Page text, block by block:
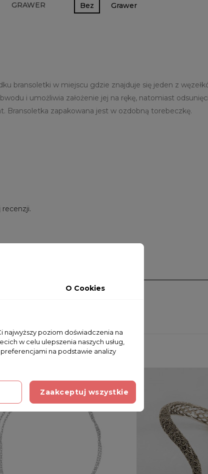
GRAWER Bez Grawer
bransoletki w miejscu gdzie znajduje się jeden z
i umożliwia założenie jej na rękę, natomiast
zapakowana jest w ozdobną torebeczkę.
recenzji.
O Cookies
najwyższy poziom doświadczenia na
w celu ulepszenia naszych usług,
na podstawie analizy
Zaakceptuj wszystkie